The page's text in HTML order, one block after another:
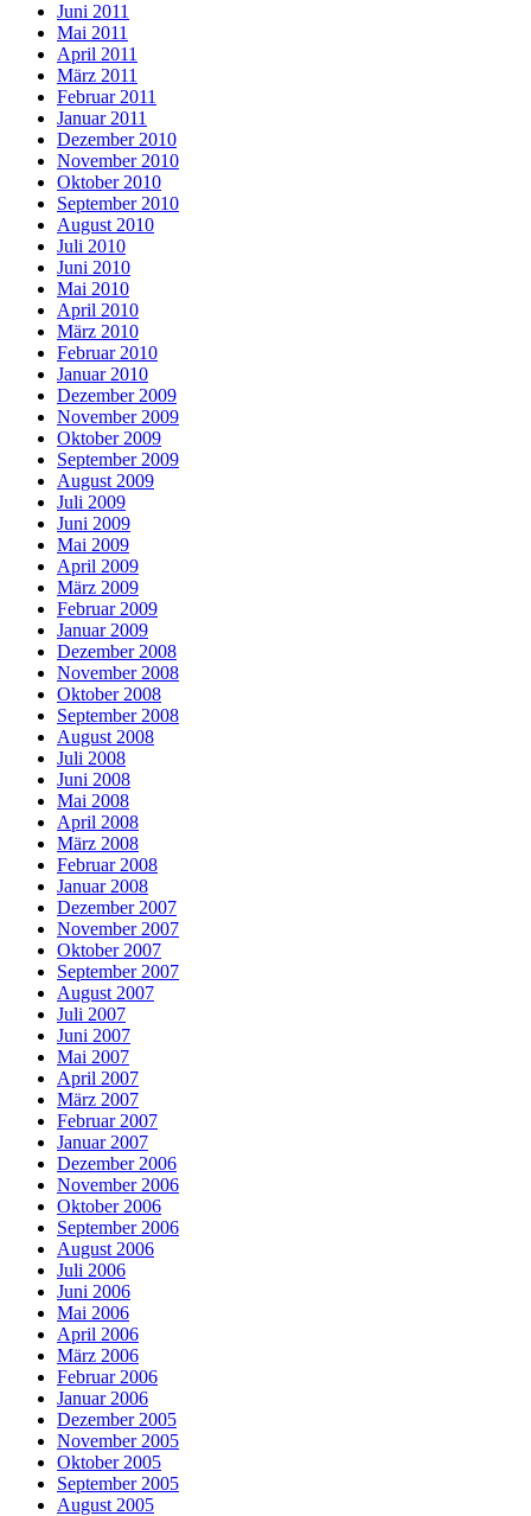
Juni 2011
Mai 2011
April 2011
März 2011
Februar 2011
Januar 2011
Dezember 2010
November 2010
Oktober 2010
September 2010
August 2010
Juli 2010
Juni 2010
Mai 2010
April 2010
März 2010
Februar 2010
Januar 2010
Dezember 2009
November 2009
Oktober 2009
September 2009
August 2009
Juli 2009
Juni 2009
Mai 2009
April 2009
März 2009
Februar 2009
Januar 2009
Dezember 2008
November 2008
Oktober 2008
September 2008
August 2008
Juli 2008
Juni 2008
Mai 2008
April 2008
März 2008
Februar 2008
Januar 2008
Dezember 2007
November 2007
Oktober 2007
September 2007
August 2007
Juli 2007
Juni 2007
Mai 2007
April 2007
März 2007
Februar 2007
Januar 2007
Dezember 2006
November 2006
Oktober 2006
September 2006
August 2006
Juli 2006
Juni 2006
Mai 2006
April 2006
März 2006
Februar 2006
Januar 2006
Dezember 2005
November 2005
Oktober 2005
September 2005
August 2005